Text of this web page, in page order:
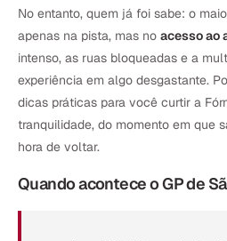
No entanto, quem já foi sabe: o
apenas na pista, mas no acesso ao
intenso, as ruas bloqueadas e a
experiência em algo desgastante.
dicas práticas para você curtir a
tranquilidade, do momento em que
hora de voltar.
Quando acontece o GP de